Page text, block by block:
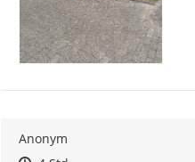
Anonym